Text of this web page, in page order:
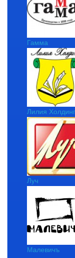
Гамма
Лилия Холдинг
Луч
Малевичъ